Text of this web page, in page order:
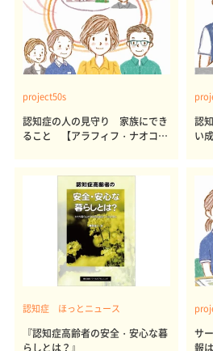
project50s
認知症の人の見守り 家族にでき
ること 【アラフィフ・ナオコさ
認
い
認知症 ほっとニュース
『認知症高齢者の安全・安心な暮
らしとは？』
サ
報